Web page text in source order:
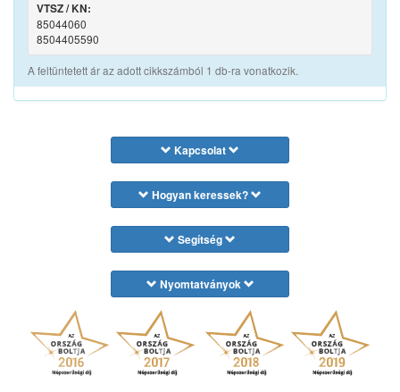
VTSZ / KN:
85044060
8504405590
A feltüntetett ár az adott cikkszámból 1 db-ra vonatkozik.
Kapcsolat
Hogyan keressek?
Segítség
Nyomtatványok